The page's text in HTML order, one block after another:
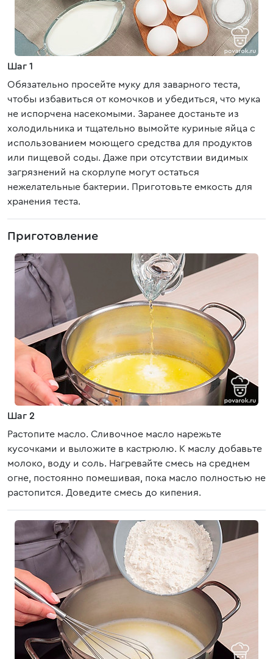
Шаг 1
Обязательно просейте муку для заварного теста,
чтобы избавиться от комочков и убедиться, что мука
не испорчена насекомыми. Заранее достаньте из
холодильника и тщательно вымойте куриные яйца с
использованием моющего средства для продуктов
или пищевой соды. Даже при отсутствии видимых
загрязнений на скорлупе могут остаться
нежелательные бактерии. Приготовьте емкость для
хранения теста.
Приготовление
Шаг 2
Растопите масло. Сливочное масло нарежьте
кусочками и выложите в кастрюлю. К маслу добавьте
молоко, воду и соль. Нагревайте смесь на среднем
огне, постоянно помешивая, пока масло полностью не
растопится. Доведите смесь до кипения.